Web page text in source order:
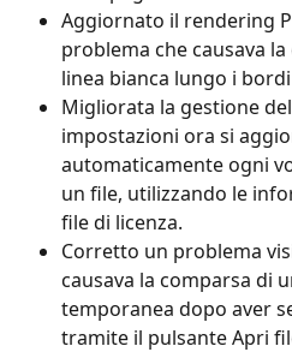
Aggiornato il rendering
problema che causava
linea bianca lungo i
Migliorata la gestione
impostazioni ora si
automaticamente ogni
un file, utilizzando le
file di licenza.
Corretto un problema
causava la comparsa di
temporanea dopo aver
tramite il pulsante Apri